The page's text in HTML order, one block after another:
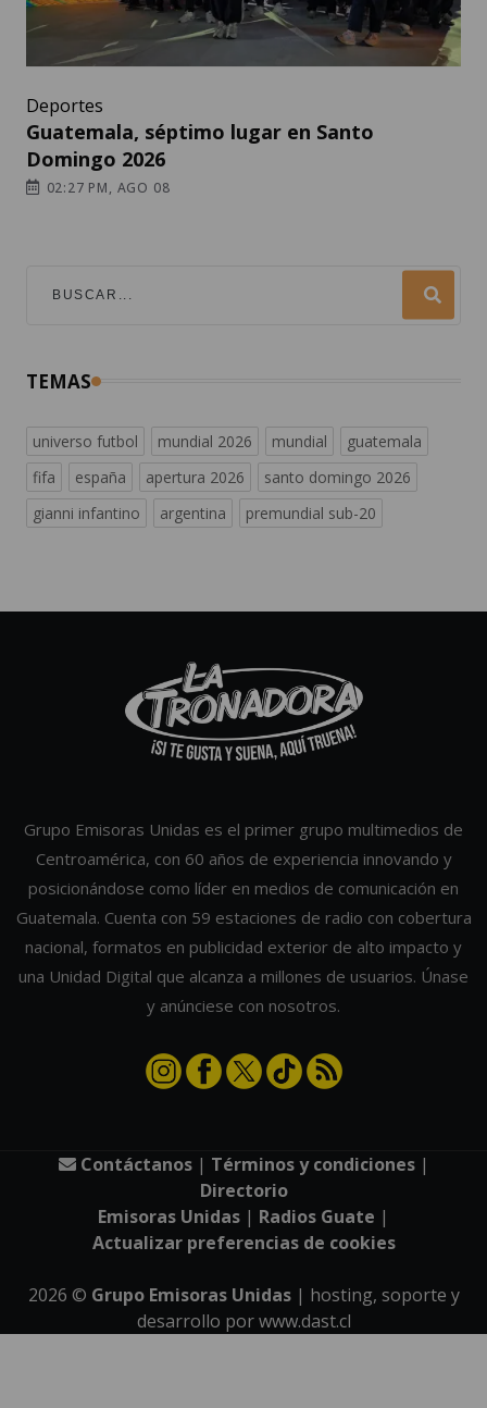
Deportes
Guatemala, séptimo lugar en Santo
Domingo 2026
02:27 PM, AGO 08
TEMAS
universo futbol mundial 2026 mundial
guatemala
fifa
españa apertura 2026
santo domingo 2026
gianni infantino
argentina premundial sub-20
Grupo Emisoras Unidas es el primer grupo multimedios de
Centroamérica, con 60 años de experiencia innovando y
posicionándose como líder en medios de comunicación en
Guatemala. Cuenta con 59 estaciones de radio con cobertura
nacional, formatos en publicidad exterior de alto impacto y
una Unidad Digital que alcanza a millones de usuarios. Únase
y anúnciese con nosotros.
Contáctanos| Términos y condiciones|
Directorio
Emisoras Unidas | Radios Guate |
Actualizar preferencias de cookies
2026 © Grupo Emisoras Unidas| hosting, soporte y
desarrollo porwww.dast.cl